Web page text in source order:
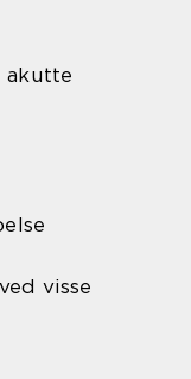
akutte
visse